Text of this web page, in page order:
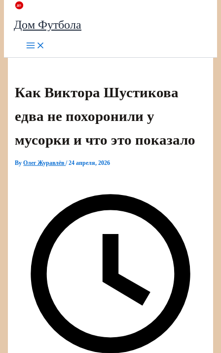
Дом Футбола
Как Виктора Шустикова
едва не похоронили у
мусорки и что это показало
ByОлег Журавлёв/24 апреля, 2026